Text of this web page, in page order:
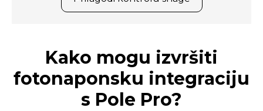
Kako mogu izvršiti
fotonaponsku integraciju
s Pole Pro?